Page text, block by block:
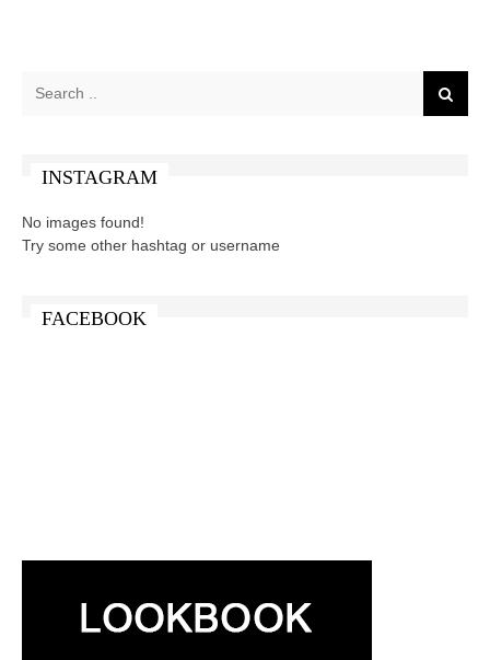
INSTAGRAM
No images found!
Try some other hashtag or username
FACEBOOK